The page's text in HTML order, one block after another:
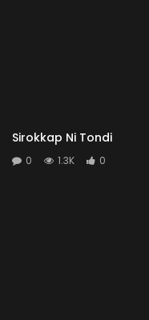
Sirokkap Ni Tondi
0 1.3K 0